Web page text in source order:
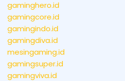
gaminghero.id
gamingcore.id
gamingindo.id
gamingdiva.id
mesingaming.id
gamingsuper.id
gamingviva.id